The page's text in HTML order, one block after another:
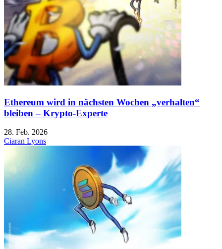
Ethereum wird in nächsten Wochen „verhalten“
bleiben – Krypto-Experte
28. Feb. 2026
Ciaran Lyons